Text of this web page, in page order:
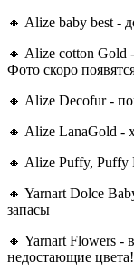
🔸 Alize baby best -
🔸 Alize cotton
Фото скоро
🔸 Alize Decofur -
🔸 Alize LanaGold -
🔸 Alize Puffy, Puffy
🔸 Yarnart Dolce
запасы
🔸 Yarnart Flowers -
недостающие цвета!